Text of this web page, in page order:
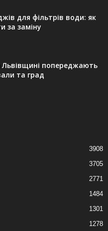
для фільтрів води: як
за заміну
Львівщині попереджають
та град
3908
3705
2771
1484
1301
1278